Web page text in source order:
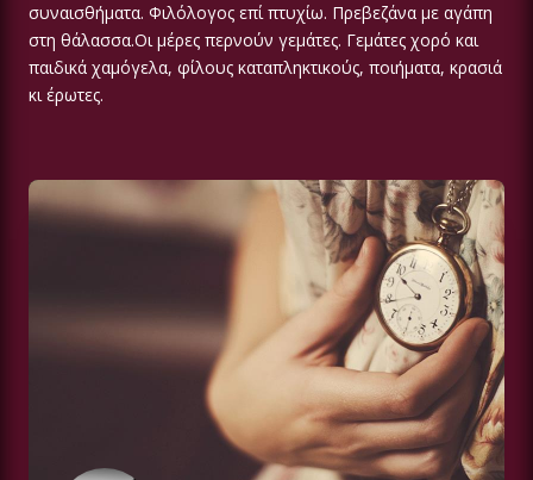
συναισθήματα. Φιλόλογος επί πτυχίω. Πρεβεζάνα με αγάπη
στη θάλασσα.Οι μέρες περνούν γεμάτες. Γεμάτες χορό και
παιδικά χαμόγελα, φίλους καταπληκτικούς, ποιήματα, κρασιά
κι έρωτες.